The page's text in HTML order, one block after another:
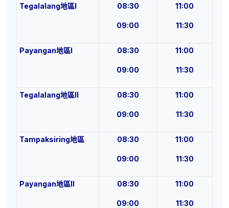
Tegalalang地區I 08:30
09:00
11:00
11:30
Payangan地區I 08:30
09:00
11:00
11:30
Tegalalang地區II 08:30
09:00
11:00
11:30
Tampaksiring地區 08:30
09:00
11:00
11:30
Payangan地區II 08:30
09:00
11:00
11:30